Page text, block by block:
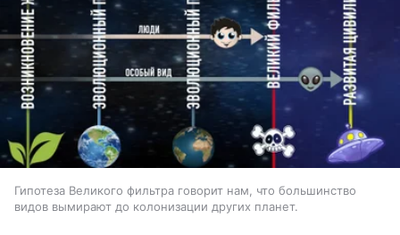
Гипотеза Великого фильтра говорит нам, что большинство
видов вымирают до колонизации других планет.